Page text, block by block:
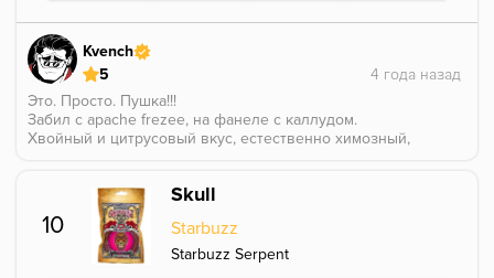
скурена до конца и с удовольствием 👍
Kvench
5
Это. Просто. Пушка!!!
Забил с apache frezee, на фанеле с каллудом.
Хвойный и цитрусовый вкус, естественно химозный,
немного потускнела.
Абсолютный фаворит в коллекции.
10
Skull
Starbuzz
Starbuzz Serpent